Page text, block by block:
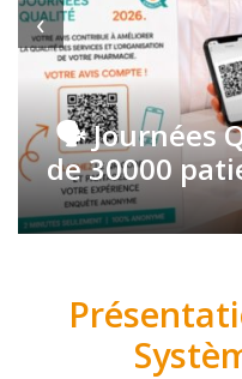
🗣️ Journées
de 30000
‹